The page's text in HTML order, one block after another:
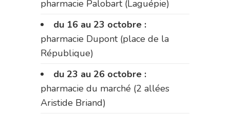
pharmacie Palobart (Laguépie)
du 16 au 23 octobre :
pharmacie Dupont (place de la
République)
du 23 au 26 octobre :
pharmacie du marché (2 allées
Aristide Briand)